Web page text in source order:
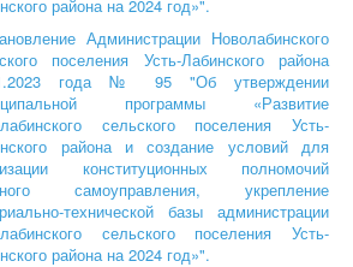
района на 2024 год»".
Администрации Новолабинского
поселения Усть-Лабинского района
года № 95 "Об утверждении
программы «Развитие
сельского поселения Усть-
района и создание условий для
конституционных полномочий
самоуправления, укрепление
технической базы администрации
сельского поселения Усть-
района на 2024 год»".